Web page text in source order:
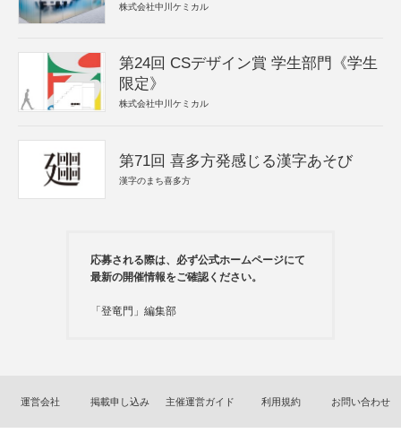
株式会社中川ケミカル
第24回 CSデザイン賞 学生部門《学生
限定》
株式会社中川ケミカル
第71回 喜多方発感じる漢字あそび
漢字のまち喜多方
応募される際は、必ず公式ホームページにて
最新の開催情報をご確認ください。
「登竜門」編集部
運営会社 掲載申し込み 主催運営ガイド 利用規約 お問い合わせ